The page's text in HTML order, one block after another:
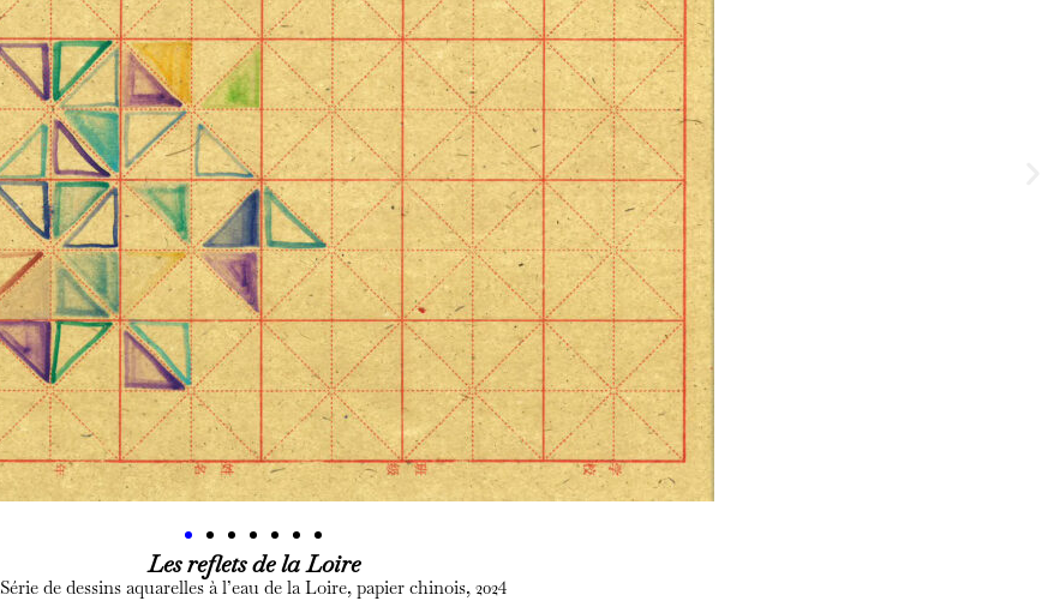
Les reflets de la Loire
Série de dessins aquarelles à l’eau de la Loire, papier chinois, 2024